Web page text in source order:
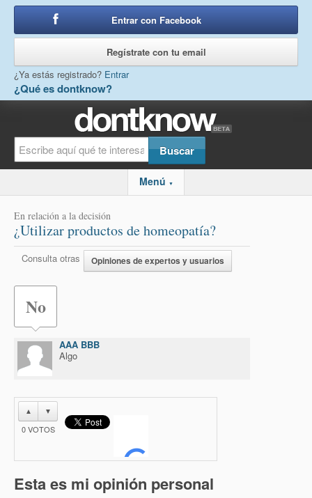
¿Qué es dontknow?
Entrar con Facebook
Regístrate con tu email
¿Ya estás registrado? Entrar
Menú ▼
En relación a la decisión
¿Utilizar productos de homeopatía?
Consulta otras Opiniones de expertos y usuarios
No
AAA BBB
Algo
▲ ▼
0VOTOS
Esta es mi opinión personal